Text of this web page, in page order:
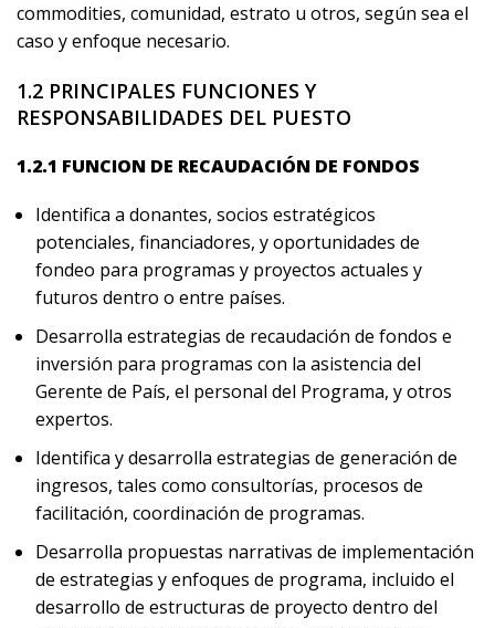
commodities, comunidad, estrato u otros, según sea el
caso y enfoque necesario.
1.2 PRINCIPALES FUNCIONES Y
RESPONSABILIDADES DEL PUESTO
1.2.1 FUNCION DE RECAUDACIÓN DE FONDOS
Identifica a donantes, socios estratégicos
potenciales, financiadores, y oportunidades de
fondeo para programas y proyectos actuales y
futuros dentro o entre países.
Desarrolla estrategias de recaudación de fondos e
inversión para programas con la asistencia del
Gerente de País, el personal del Programa, y otros
expertos.
Identifica y desarrolla estrategias de generación de
ingresos, tales como consultorías, procesos de
facilitación, coordinación de programas.
Desarrolla propuestas narrativas de implementación
de estrategias y enfoques de programa, incluido el
desarrollo de estructuras de proyecto dentro del